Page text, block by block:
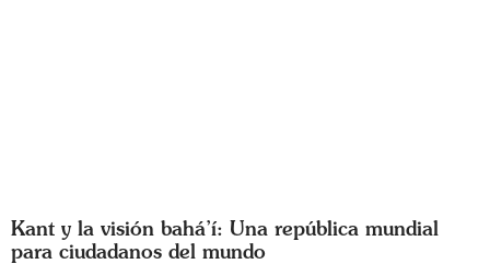
Kant y la visión bahá’í: Una república mundial
para ciudadanos del mundo